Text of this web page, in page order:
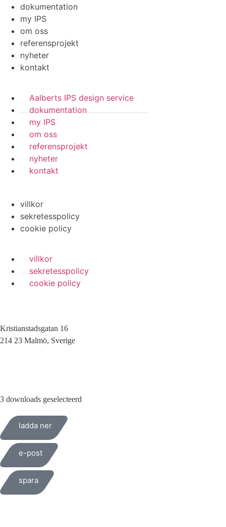
dokumentation
my IPS
om oss
referensprojekt
nyheter
kontakt
Aalberts IPS design service
dokumentation
my IPS
om oss
referensprojekt
nyheter
kontakt
villkor
sekretesspolicy
cookie policy
villkor
sekretesspolicy
cookie policy
Kristianstadsgatan 16
214 23 Malmö, Sverige
3 downloads geselecteerd
ladda ner
e-post
spara